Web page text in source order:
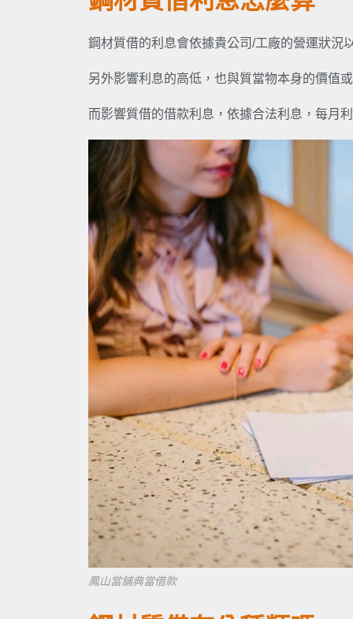
鋼材質借的利息會依據貴公司/工廠的營運狀況
另外影響利息的高低，也與質當物本身的價值
而影響質借的借款利息，依據合法利息，每月
鳳山當舖典當借款